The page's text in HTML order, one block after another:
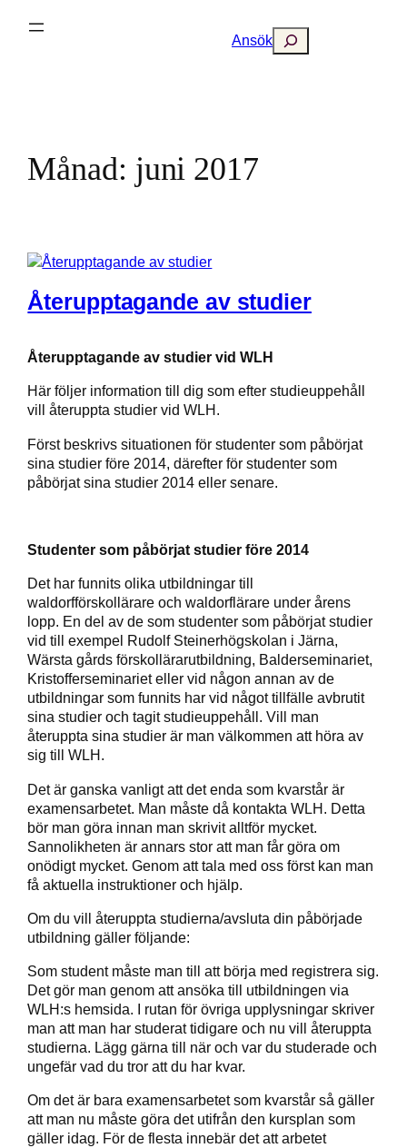
AnsökSearch
Månad: juni 2017
Återupptagande av studier
Återupptagande av studier vid WLH
Här följer information till dig som efter studieuppehåll
vill återuppta studier vid WLH.
Först beskrivs situationen för studenter som påbörjat
sina studier före 2014, därefter för studenter som
påbörjat sina studier 2014 eller senare.
Studenter som påbörjat studier före 2014
Det har funnits olika utbildningar till
waldorfförskollärare och waldorflärare under årens
lopp. En del av de som studenter som påbörjat studier
vid till exempel Rudolf Steinerhögskolan i Järna,
Wärsta gårds förskollärarutbildning, Balderseminariet,
Kristofferseminariet eller vid någon annan av de
utbildningar som funnits har vid något tillfälle avbrutit
sina studier och tagit studieuppehåll. Vill man
återuppta sina studier är man välkommen att höra av
sig till WLH.
Det är ganska vanligt att det enda som kvarstår är
examensarbetet. Man måste då kontakta WLH. Detta
bör man göra innan man skrivit alltför mycket.
Sannolikheten är annars stor att man får göra om
onödigt mycket. Genom att tala med oss först kan man
få aktuella instruktioner och hjälp.
Om du vill återuppta studierna/avsluta din påbörjade
utbildning gäller följande:
Som student måste man till att börja med registrera sig.
Det gör man genom att ansöka till utbildningen via
WLH:s hemsida. I rutan för övriga upplysningar skriver
man att man har studerat tidigare och nu vill återuppta
studierna. Lägg gärna till när och var du studerade och
ungefär vad du tror att du har kvar.
Om det är bara examensarbetet som kvarstår så gäller
att man nu måste göra det utifrån den kursplan som
gäller idag. För de flesta innebär det att arbetet